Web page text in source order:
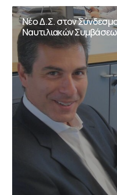
Νέο Δ.Σ. στον
Ναυτιλιακών